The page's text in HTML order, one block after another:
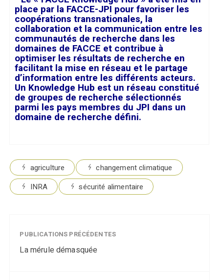
place par la FACCE-JPI pour favoriser les
coopérations transnationales, la
collaboration et la communication entre les
communautés de recherche dans les
domaines de FACCE et contribue à
optimiser les résultats de recherche en
facilitant la mise en réseau et le partage
d’information entre les différents acteurs.
Un Knowledge Hub est un réseau constitué
de groupes de recherche sélectionnés
parmi les pays membres du JPI dans un
domaine de recherche défini.
agriculture
changement climatique
INRA
sécurité alimentaire
PUBLICATIONS PRÉCÉDENTES
La mérule démasquée